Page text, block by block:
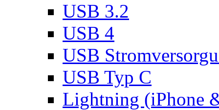
USB 3.2
USB 4
USB
USB Typ C
Lightning (iPhone